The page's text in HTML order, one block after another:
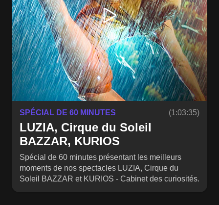
SPÉCIAL DE 60 MINUTES (1:03:35)
LUZIA, Cirque du Soleil
BAZZAR, KURIOS
Spécial de 60 minutes présentant les meilleurs
moments de nos spectacles LUZIA, Cirque du
Soleil BAZZAR et KURIOS - Cabinet des curiosités.